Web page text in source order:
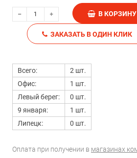
В КОРЗИНУ
ЗАКАЗАТЬ В ОДИН КЛИК
Всего:
2 шт.
Офис:
1 шт.
Левый берег:
0 шт.
9 января:
1 шт.
Липецк:
0 шт.
Оплата при получении в магазинах